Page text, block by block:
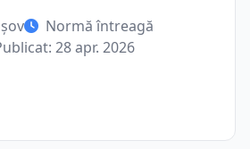
Normă întreagă
28 apr. 2026